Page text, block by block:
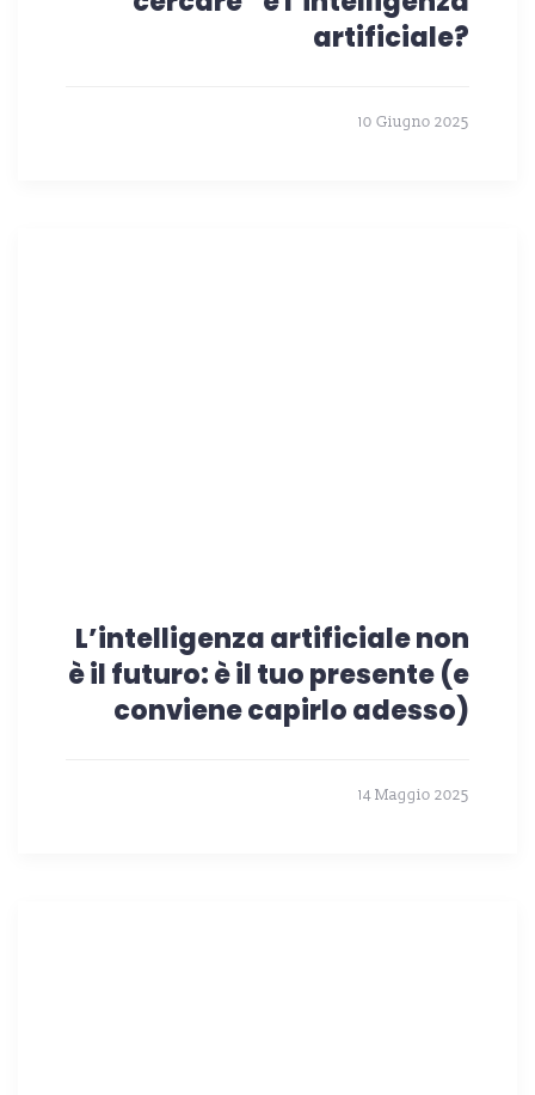
artificiale?
10 Giugno 2025
L’intelligenza artificiale non
è il futuro: è il tuo presente (e
conviene capirlo adesso)
14 Maggio 2025